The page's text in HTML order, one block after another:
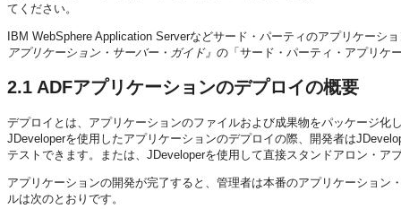
てください。
IBM WebSphere Application Serverなどサード・パーティのアプリケーシ
アプリケーション・サーバー・ガイド』 の「サード・パーティ・アプリケ
2.1 ADFアプリケーションのデプロイの概要
デプロイとは、アプリケーションのファイルおよび成果物をパッケージ
JDeveloperを使用したアプリケーションのデプロイの際、開発者は
テストできます。または、JDeveloperを使用して直接スタンドアロン・
アプリケーションの開発が完了すると、管理者は本番のアプリケーショ
ルは次のとおりです。